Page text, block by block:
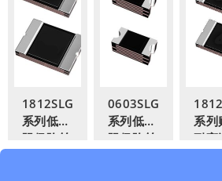
1812SLG
系列低内
阻保险丝
0603SLG
系列低内
阻保险丝
系列
耐高